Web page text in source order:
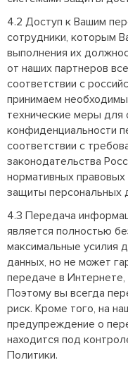
4.2 Доступ к Вашим
сотрудники, которым
выполнения их
от наших партнеров
соответствии с
принимаем
технические меры для
конфиденциальности
соответствии с
законодательства
нормативных правовых
защиты персональных
4.3 Передача
является полностью
максимальные усилия
данных, но не может
передаче в Интернете,
Поэтому вы всегда
риск. Кроме того, на
предупреждение о
находится под
Политики.